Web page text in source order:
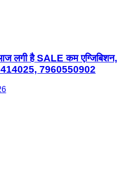
लगी है SALE कम एग्जिबिशन,
7960550902